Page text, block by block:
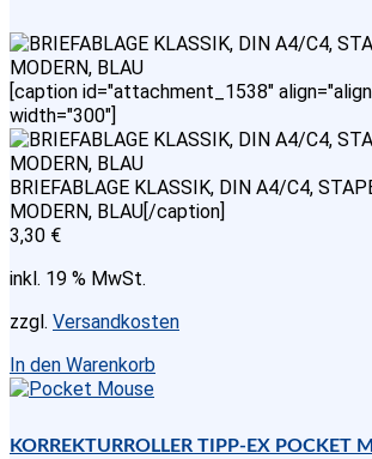
[caption id="attachment_1538"
width="300"]
BRIEFABLAGE KLASSIK, DIN A4/C4,
MODERN, BLAU[/caption]
3,30 €
inkl. 19 % MwSt.
zzgl. Versandkosten
In den Warenkorb
KORREKTURROLLER TIPP-EX POCKET